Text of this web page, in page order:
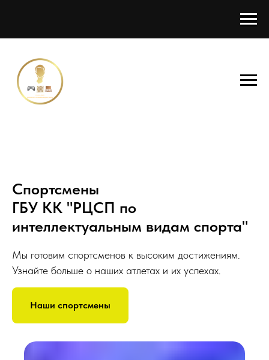
Спортсмены
ГБУ КК "РЦСП по
интеллектуальным видам спорта"
Мы готовим спортсменов к высоким достижениям.
Узнайте больше о наших атлетах и их успехах.
Наши спортсмены